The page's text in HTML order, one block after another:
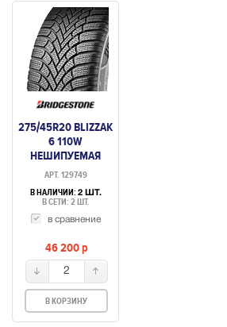
275/45R20 BLIZZAK
6 110W
НЕШИПУЕМАЯ
АРТ. 129749
В НАЛИЧИИ: 2 ШТ.
В СЕТИ: 2 ШТ.
в сравнение
46 200p
2
В КОРЗИНУ